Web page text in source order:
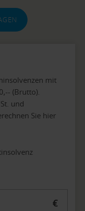
mit
(Brutto).
und
Sie hier
€